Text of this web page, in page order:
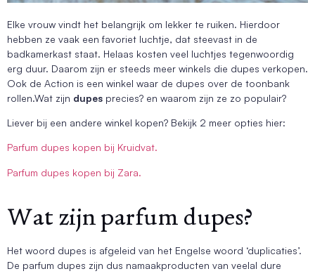
Elke vrouw vindt het belangrijk om lekker te ruiken. Hierdoor
hebben ze vaak een favoriet luchtje, dat steevast in de
badkamerkast staat. Helaas kosten veel luchtjes tegenwoordig
erg duur. Daarom zijn er steeds meer winkels die dupes verkopen.
Ook de Action is een winkel waar de dupes over de toonbank
rollen.Wat zijn dupes precies? en waarom zijn ze zo populair?
Liever bij een andere winkel kopen? Bekijk 2 meer opties hier:
Parfum dupes kopen bij Kruidvat.
Parfum dupes kopen bij Zara.
Wat zijn parfum dupes?
Het woord dupes is afgeleid van het Engelse woord ‘duplicaties’.
De parfum dupes zijn dus namaakproducten van veelal dure